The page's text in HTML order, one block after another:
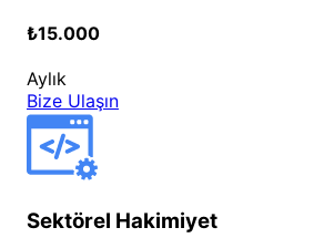
₺15.000
Aylık
Bize Ulaşın
Sektörel Hakimiyet